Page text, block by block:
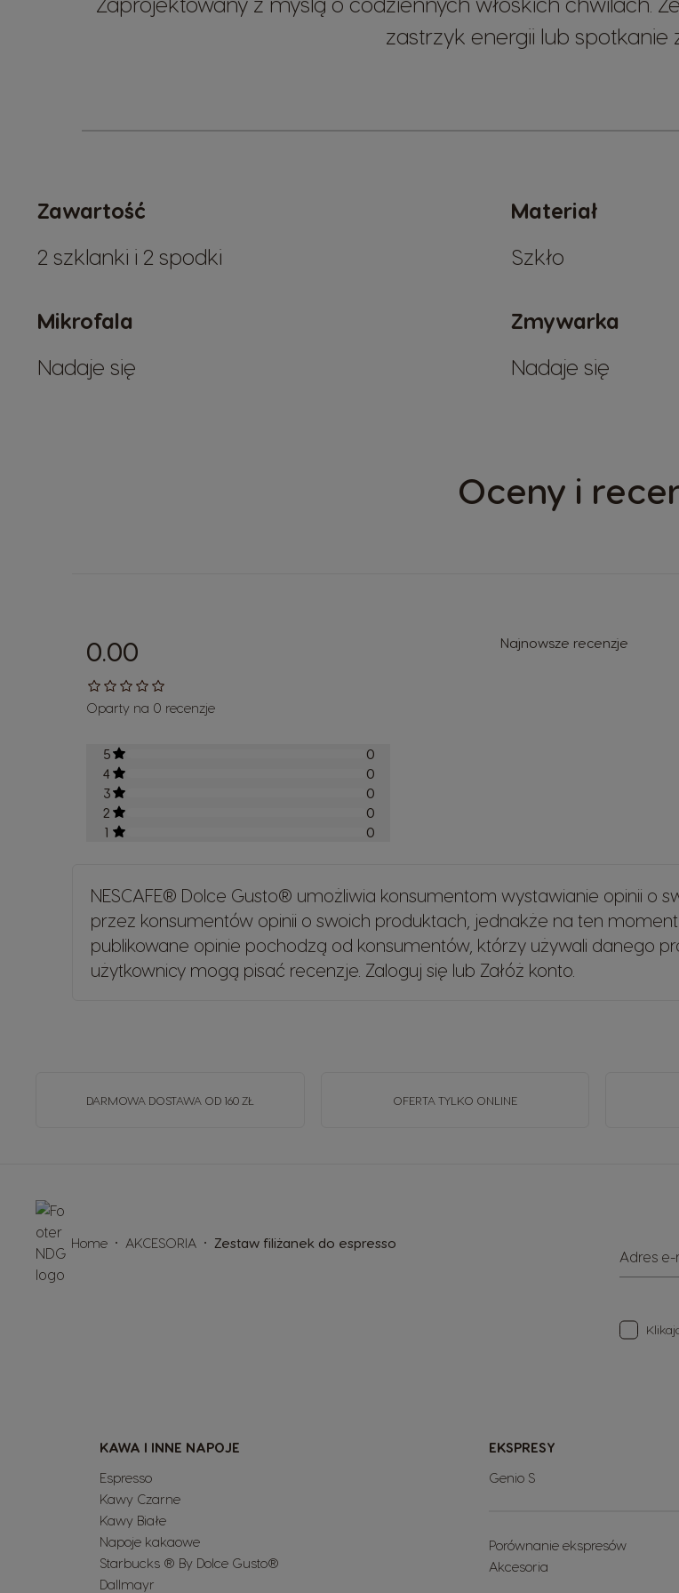
zastrzyk energii lub spotkanie
Zawartość
2 szklanki i 2 spodki
Materiał
Szkło
Mikrofala
Nadaje się
Zmywarka
Nadaje się
Oceny i
0.00
Oparty na 0 recenzje
5
0
4
0
3
0
2
0
1
0
Najnowsze recenzje
NESCAFE® Dolce Gusto® umożliwia konsumentom wystawianie opinii o
przez konsumentów opinii o swoich produktach, jednakże na ten
publikowane opinie pochodzą od konsumentów, którzy używali danego
użytkownicy mogą pisać recenzje. Zaloguj się lub Załóż konto
DARMOWA DOSTAWA OD 160 ZŁ OFERTA TYLKO ONLINE
Adres e-
Home AKCESORIA Zestaw filiżanek do espresso
KAWA I INNE NAPOJE
Espresso
Kawy Czarne
Kawy Białe
Napoje kakaowe
Starbucks ® By Dolce Gusto®
Dallmayr
EKSPRESY
Genio S
Porównanie ekspresów
Akcesoria